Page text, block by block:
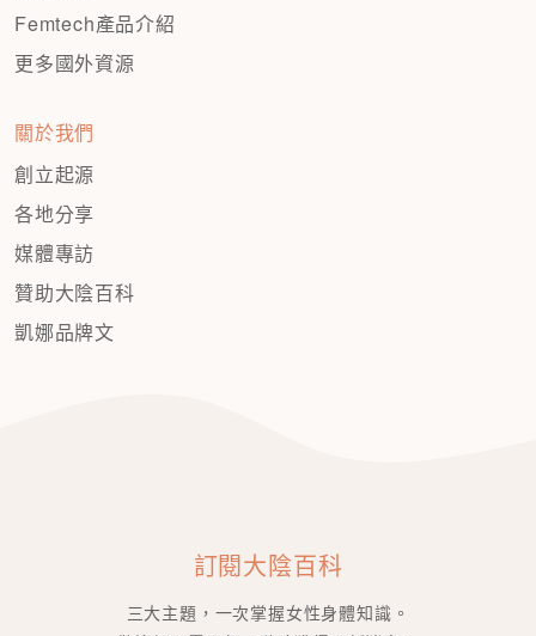
Femtech產品介紹
更多國外資源
關於我們
創立起源
各地分享
媒體專訪
贊助大陰百科
凱娜品牌文
訂閱大陰百科
三大主題，一次掌握女性身體知識。